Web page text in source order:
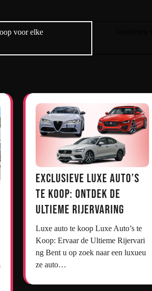
voor elke
Exclusieve Luxe Auto’s
te Koop: Ontdek de
Ultieme Rijervaring
Luxe auto te koop Luxe Auto’s te
Koop: Ervaar de Ultieme Rijervari
ng Bent u op zoek naar een luxueu
ze auto…